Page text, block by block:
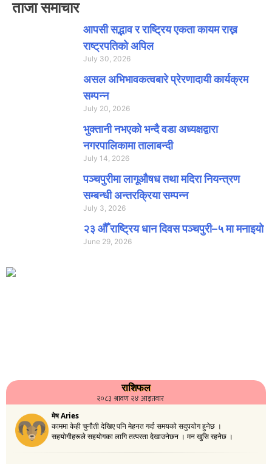
ताजा समाचार
आपसी सद्भाव र राष्ट्रिय एकता कायम राख्न
राष्ट्रपतिको अपिल
July 30, 2026
असल अभिभावकत्वबारे प्रेरणादायी कार्यक्रम
सम्पन्न
July 20, 2026
भुक्तानी नभएको भन्दै वडा अध्यक्षद्वारा
नगरपालिकामा तालाबन्दी
July 14, 2026
पञ्चपुरीमा लागूऔषध तथा मदिरा नियन्त्रण
सम्बन्धी अन्तरक्रिया सम्पन्न
July 3, 2026
२३ औँ राष्ट्रिय धान दिवस पञ्चपुरी–५ मा मनाइयाे
June 29, 2026